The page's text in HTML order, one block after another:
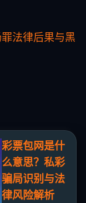
法律后果与黑
彩票包网是什
么意思？私彩
骗局识别与法
律风险解析